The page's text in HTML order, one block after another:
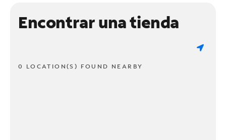
Encontrar una tienda
0 LOCATION(S) FOUND NEARBY